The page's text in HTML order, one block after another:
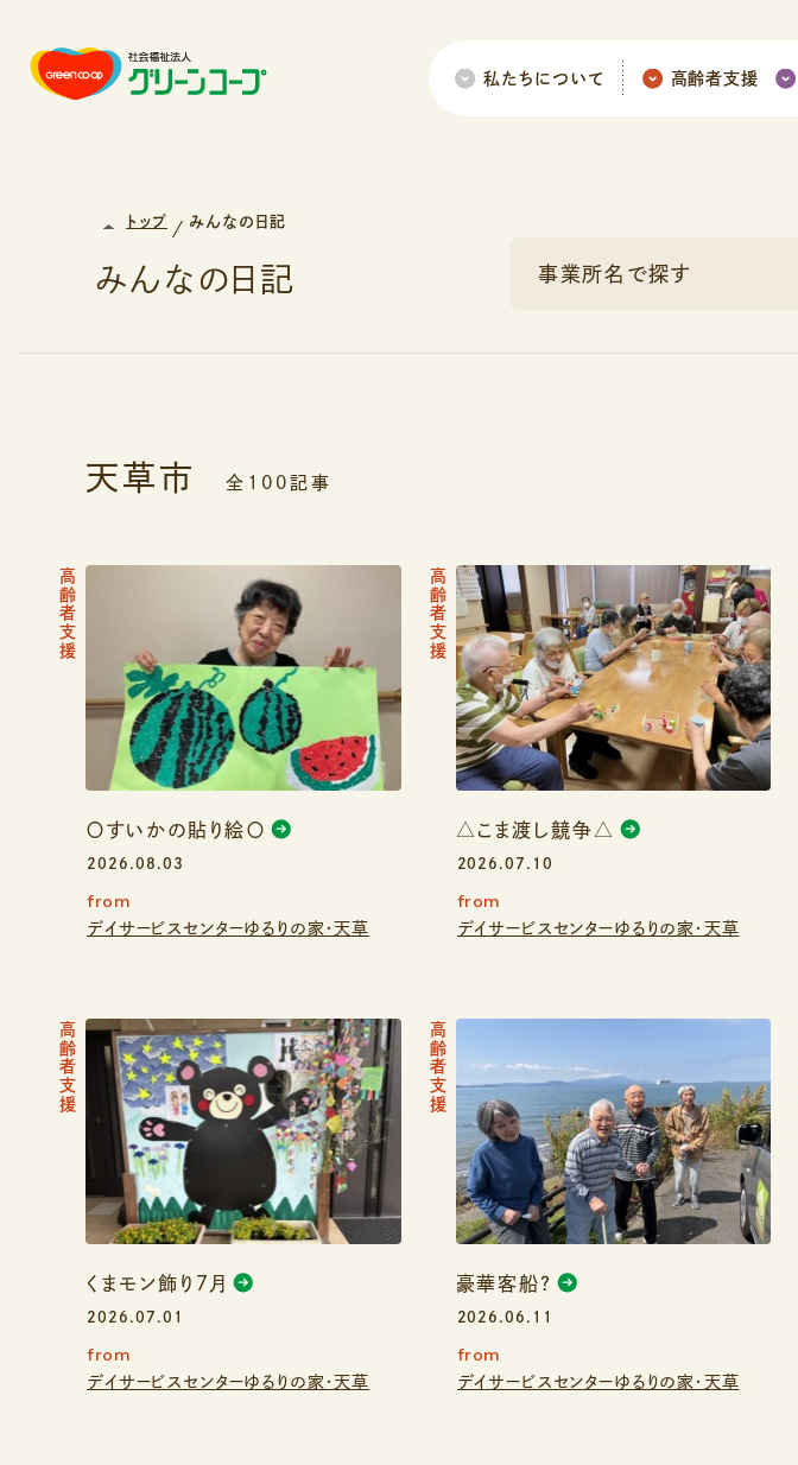
私たちについて 高齢者支援
トップ みんなの日記
みんなの日記 事業所名で探す
天草市 全100記事
〇すいかの貼り絵〇
2026.08.03
from
デイサービスセンターゆるりの家・天草
高齢者支援
△こま渡し競争△
2026.07.10
from
デイサービスセンターゆるりの家・天草
高齢者支援
くまモン飾り７月
2026.07.01
from
デイサービスセンターゆるりの家・天草
高齢者支援
豪華客船？
2026.06.11
from
デイサービスセンターゆるりの家・天草
高齢者支援